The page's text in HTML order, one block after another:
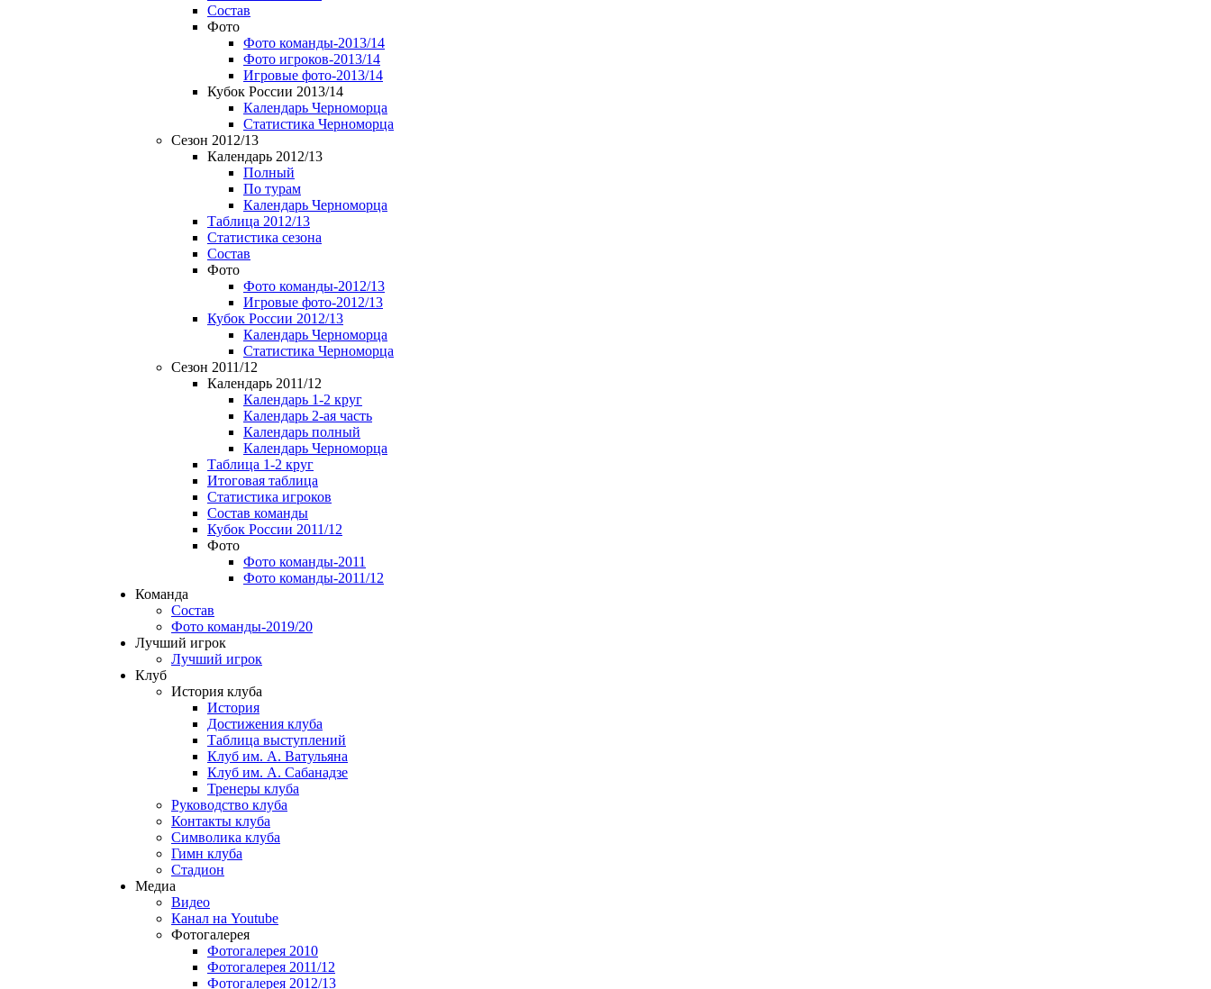
Состав
Фото
Фото команды-2013/14
Фото игроков-2013/14
Игровые фото-2013/14
Кубок России 2013/14
Календарь Черноморца
Статистика Черноморца
Сезон 2012/13
Календарь 2012/13
Полный
По турам
Календарь Черноморца
Таблица 2012/13
Статистика сезона
Состав
Фото
Фото команды-2012/13
Игровые фото-2012/13
Кубок России 2012/13
Календарь Черноморца
Статистика Черноморца
Сезон 2011/12
Календарь 2011/12
Календарь 1-2 круг
Календарь 2-ая часть
Календарь полный
Календарь Черноморца
Таблица 1-2 круг
Итоговая таблица
Статистика игроков
Состав команды
Кубок России 2011/12
Фото
Фото команды-2011
Фото команды-2011/12
Команда
Состав
Фото команды-2019/20
Лучший игрок
Лучший игрок
Клуб
История клуба
История
Достижения клуба
Таблица выступлений
Клуб им. А. Ватульяна
Клуб им. А. Сабанадзе
Тренеры клуба
Руководство клуба
Контакты клуба
Символика клуба
Гимн клуба
Стадион
Медиа
Видео
Канал на Youtube
Фотогалерея
Фотогалерея 2010
Фотогалерея 2011/12
Фотогалерея 2012/13